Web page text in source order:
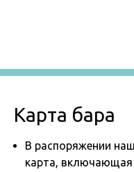
Карта бара
В распоряжении
карта, включающая